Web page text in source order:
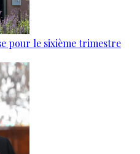
pour le sixième trimestre